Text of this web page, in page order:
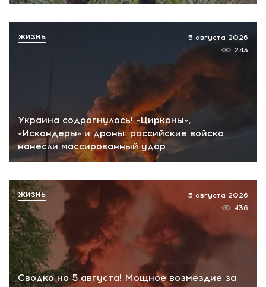
Украина содрогнулась! «Цирконы»,
«Искандеры» и дроны: российские войска
нанесли массированный удар
5 августа 2026
243
ЖИЗНЬ
Сводка на 5 августа! Мощное возмездие за
5 августа 2026
436
ЖИЗНЬ